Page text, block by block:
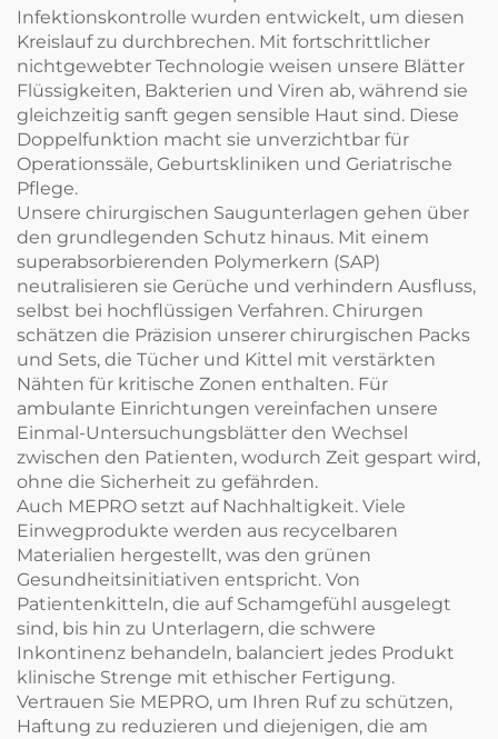
Infektionskontrolle wurden entwickelt, um diesen
Kreislauf zu durchbrechen. Mit fortschrittlicher
nichtgewebter Technologie weisen unsere Blätter
Flüssigkeiten, Bakterien und Viren ab, während sie
gleichzeitig sanft gegen sensible Haut sind. Diese
Doppelfunktion macht sie unverzichtbar für
Operationssäle, Geburtskliniken und Geriatrische
Pflege.
Unsere chirurgischen Saugunterlagen gehen über
den grundlegenden Schutz hinaus. Mit einem
superabsorbierenden Polymerkern (SAP)
neutralisieren sie Gerüche und verhindern Ausfluss,
selbst bei hochflüssigen Verfahren. Chirurgen
schätzen die Präzision unserer chirurgischen Packs
und Sets, die Tücher und Kittel mit verstärkten
Nähten für kritische Zonen enthalten. Für
ambulante Einrichtungen vereinfachen unsere
Einmal-Untersuchungsblätter den Wechsel
zwischen den Patienten, wodurch Zeit gespart wird,
ohne die Sicherheit zu gefährden.
Auch MEPRO setzt auf Nachhaltigkeit. Viele
Einwegprodukte werden aus recycelbaren
Materialien hergestellt, was den grünen
Gesundheitsinitiativen entspricht. Von
Patientenkitteln, die auf Schamgefühl ausgelegt
sind, bis hin zu Unterlagern, die schwere
Inkontinenz behandeln, balanciert jedes Produkt
klinische Strenge mit ethischer Fertigung.
Vertrauen Sie MEPRO, um Ihren Ruf zu schützen,
Haftung zu reduzieren und diejenigen, die am